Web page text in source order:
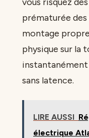
prématurée
montage
physique sur la
instantanément
sans latence.
LIRE AUSSI
électrique